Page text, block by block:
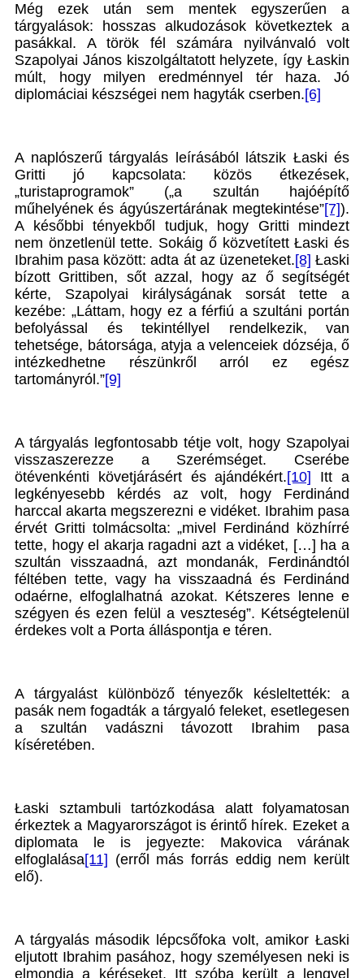
Még ezek után sem mentek egyszerűen a
tárgyalások: hosszas alkudozások következtek a
pasákkal. A török fél számára nyilvánvaló volt
Szapolyai János kiszolgáltatott helyzete, így Łaskin
múlt, hogy milyen eredménnyel tér haza. Jó
diplomáciai készségei nem hagyták cserben.[6]
A naplószerű tárgyalás leírásából látszik Łaski és
Gritti jó kapcsolata: közös étkezések,
„turistaprogramok” („a szultán hajóépítő
műhelyének és ágyúszertárának megtekintése”[7]).
A későbbi tényekből tudjuk, hogy Gritti mindezt
nem önzetlenül tette. Sokáig ő közvetített Łaski és
Ibrahim pasa között: adta át az üzeneteket.[8] Łaski
bízott Grittiben, sőt azzal, hogy az ő segítségét
kérte, Szapolyai királyságának sorsát tette a
kezébe: „Láttam, hogy ez a férfiú a szultáni portán
befolyással és tekintéllyel rendelkezik, van
tehetsége, bátorsága, atyja a velenceiek dózséja, ő
intézkedhetne részünkről arról ez egész
tartományról.”[9]
A tárgyalás legfontosabb tétje volt, hogy Szapolyai
visszaszerezze a Szerémséget. Cserébe
ötévenkénti követjárásért és ajándékért.[10]
Itt a
legkényesebb kérdés az volt, hogy Ferdinánd
harccal akarta megszerezni e vidéket. Ibrahim pasa
érvét Gritti tolmácsolta: „mivel Ferdinánd közhírré
tette, hogy el akarja ragadni azt a vidéket, […] ha a
szultán visszaadná, azt mondanák, Ferdinándtól
féltében tette, vagy ha visszaadná és Ferdinánd
odaérne, elfoglalhatná azokat. Kétszeres lenne e
szégyen és ezen felül a veszteség”. Kétségtelenül
érdekes volt a Porta álláspontja e téren.
A tárgyalást különböző tényezők késleltették: a
pasák nem fogadták a tárgyaló feleket, esetlegesen
a szultán vadászni távozott Ibrahim pasa
kíséretében.
Łaski sztambuli tartózkodása alatt folyamatosan
érkeztek a Magyarországot is érintő hírek. Ezeket a
diplomata le is jegyezte: Makovica várának
elfoglalása[11] (erről más forrás eddig nem került
elő).
A tárgyalás második lépcsőfoka volt, amikor Łaski
eljutott Ibrahim pasához, hogy személyesen neki is
elmondja a kéréseket. Itt szóba került a lengyel